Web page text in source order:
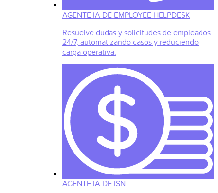
AGENTE IA DE EMPLOYEE HELPDESK
Resuelve dudas y solicitudes de empleados
24/7, automatizando casos y reduciendo
carga operativa.
AGENTE IA DE ISN